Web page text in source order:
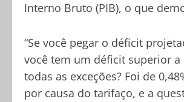
Interno Bruto (PIB), o que
“Se você pegar o déficit
você tem um déficit superior a
todas as exceções? Foi de
por causa do tarifaço, e a